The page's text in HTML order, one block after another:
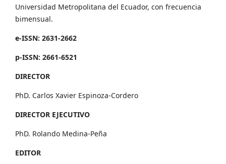
Universidad Metropolitana del Ecuador, con frecuencia
bimensual.
e-ISSN: 2631-2662
p-ISSN: 2661-6521
DIRECTOR
PhD. Carlos Xavier Espinoza-Cordero
DIRECTOR EJECUTIVO
PhD. Rolando Medina-Peña
EDITOR